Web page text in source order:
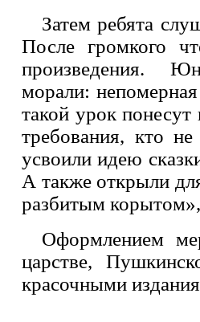
Затем ребята
После громкого
произведения.
морали:
такой урок
требования, кто
усвоили идею
А также открыли
разбитым
Оформлением
царстве,
красочными